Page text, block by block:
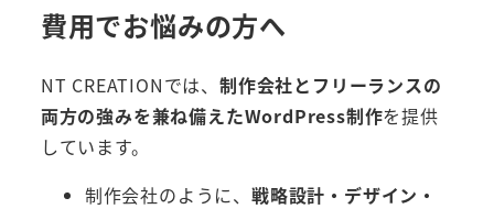
費用でお悩みの方へ
NT CREATIONでは、 制作会社とフリーランスの
両方の強みを兼ね備えたWordPress制作を提供
しています。
制作会社のように、 戦略設計・デザイン・